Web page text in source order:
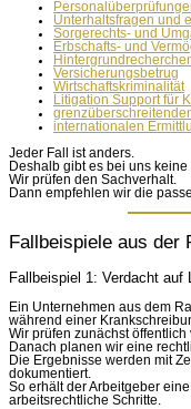
Unterhaltsfragen und
Sorgerechts- und
Erbschafts- und
Versicherungsbetrug
Wirtschaftskriminalität
Litigation Support für
internationalen
Jeder Fall ist anders.
Deshalb gibt es bei uns keine
Wir prüfen den Sachverhalt.
Dann empfehlen wir die
Fallbeispiele aus der
Fallbeispiel 1: Verdacht auf
Ein Unternehmen aus dem
während einer
Wir prüfen zunächst öffentlich
Danach planen wir eine
Die Ergebnisse werden mit
dokumentiert.
So erhält der Arbeitgeber
arbeitsrechtliche Schritte.